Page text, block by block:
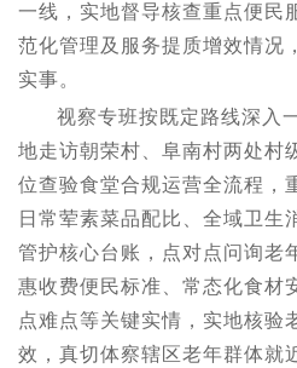
一线，实地督导核查重点便民
范化管理及服务提质增效情况
实事。
视察专班按既定路线深入
地走访朝荣村、阜南村两处村
位查验食堂合规运营全流程，
日常荤素菜品配比、全域卫生
管护核心台账，点对点问询老
惠收费便民标准、常态化食材
点难点等关键实情，实地核验
效，真切体察辖区老年群体就